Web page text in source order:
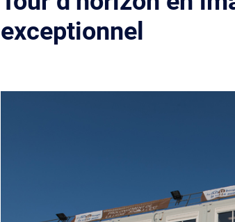
exceptionnel